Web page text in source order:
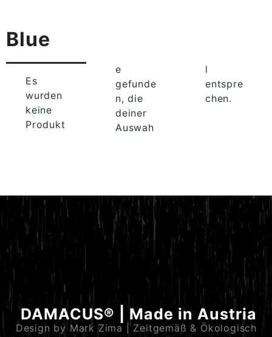
Blue
Es
wurden
keine
Produkt
e
gefunde
n, die
deiner
Auswah
l
entspre
chen.
DAMACUS® | Made in Austria
Design by Mark Zima | Zeitgemäß & Ökologisch